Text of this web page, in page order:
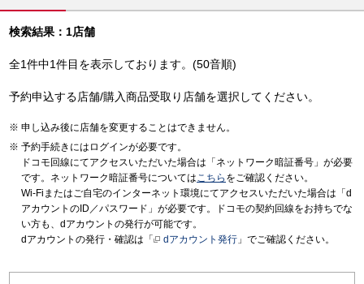
検索結果：1店舗
全1件中1件目を表示しております。(50音順)
予約申込する店舗/購入商品受取り店舗を選択してください。
申し込み後に店舗を変更することはできません。
予約手続きにはログインが必要です。
ドコモ回線にてアクセスいただいた場合は「ネットワーク暗証番号」が必要
です。ネットワーク暗証番号についてはこちら をご確認ください。
Wi-Fiまたはご自宅のインターネット環境にてアクセスいただいた場合は「d
アカウントのID／パスワード」が必要です。ドコモの契約回線をお持ちでな
い方も、dアカウントの発行が可能です。
dアカウントの発行・確認は「
dアカウント発行 」でご確認ください。